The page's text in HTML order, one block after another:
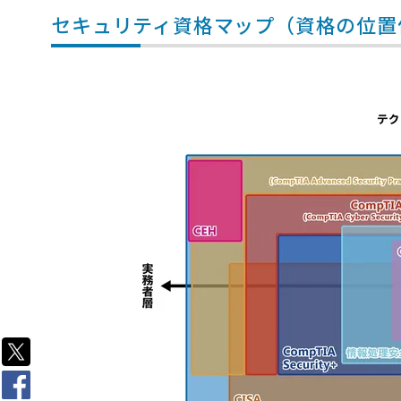
セキュリティ資格マップ（資格の位